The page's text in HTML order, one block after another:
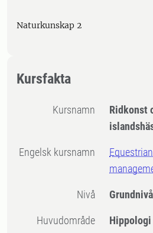
Naturkunskap 2
Kursfakta
Kursnamn
Ridkonst
Engelsk kursnamn
Nivå Grundnivå
Huvudområde Hippologi